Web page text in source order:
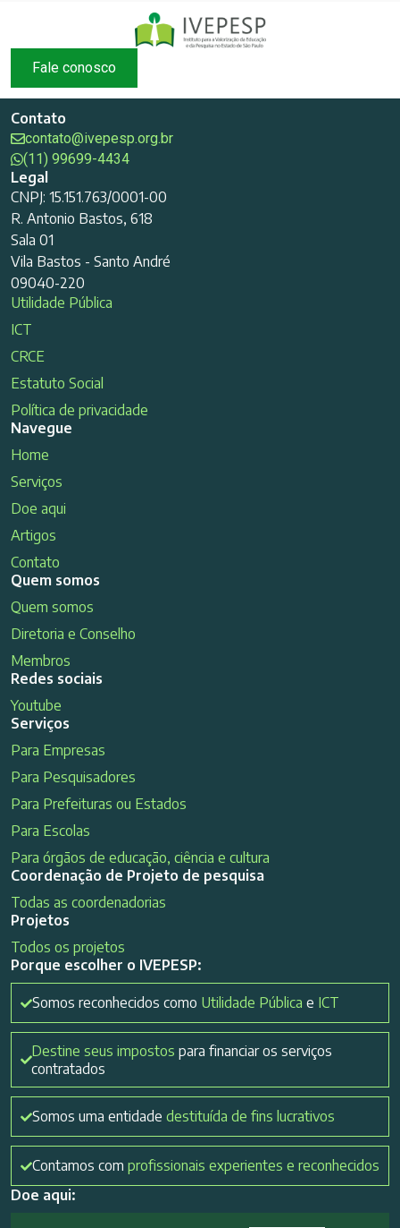
Fale conosco
Contato
contato@ivepesp.org.br
(11) 99699-4434
Legal
CNPJ: 15.151.763/0001-00
R. Antonio Bastos, 618
Sala 01
Vila Bastos - Santo André
09040-220
Utilidade Pública
ICT
CRCE
Estatuto Social
Política de privacidade
Navegue
Home
Serviços
Doe aqui
Artigos
Contato
Quem somos
Quem somos
Diretoria e Conselho
Membros
Redes sociais
Youtube
Serviços
Para Empresas
Para Pesquisadores
Para Prefeituras ou Estados
Para Escolas
Para órgãos de educação, ciência e cultura
Coordenação de Projeto de pesquisa
Todas as coordenadorias
Projetos
Todos os projetos
Porque escolher o IVEPESP:
Somos reconhecidos como Utilidade Pública e ICT
Destine seus impostos para financiar os serviços
contratados
Somos uma entidade destituída de fins lucrativos
Contamos com profissionais experientes e reconhecidos
Doe aqui: